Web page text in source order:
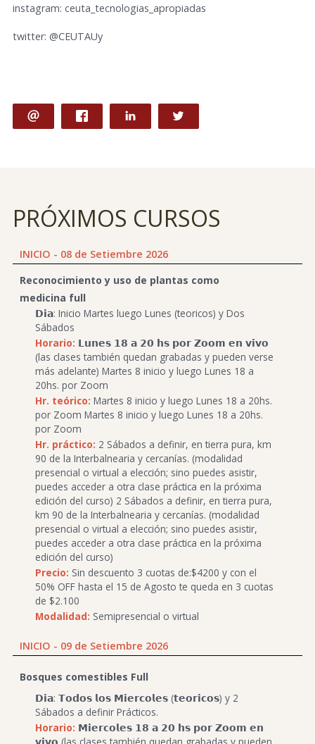
instagram: ceuta_tecnologias_apropiadas
twitter: @CEUTAUy
PRÓXIMOS CURSOS
INICIO - 08 de Setiembre 2026
Reconocimiento y uso de plantas como
medicina full
𝗗𝗶𝗮: Inicio Martes luego Lunes (teoricos) y Dos
Sábados
Horario: 𝗟𝘂𝗻𝗲𝘀 𝟭𝟴 𝗮 𝟮𝟬 𝗵𝘀 𝗽𝗼𝗿 𝗭𝗼𝗼𝗺 𝗲𝗻 𝘃𝗶𝘃𝗼
(las clases también quedan grabadas y pueden verse
más adelante) Martes 8 inicio y luego Lunes 18 a
20hs. por Zoom
Hr. teórico: Martes 8 inicio y luego Lunes 18 a 20hs.
por Zoom Martes 8 inicio y luego Lunes 18 a 20hs.
por Zoom
Hr. práctico: 2 Sábados a definir, en tierra pura, km
90 de la Interbalnearia y cercanías. (modalidad
presencial o virtual a elección; sino puedes asistir,
puedes acceder a otra clase práctica en la próxima
edición del curso) 2 Sábados a definir, en tierra pura,
km 90 de la Interbalnearia y cercanías. (modalidad
presencial o virtual a elección; sino puedes asistir,
puedes acceder a otra clase práctica en la próxima
edición del curso)
Precio: Sin descuento 3 cuotas de:$4200 y con el
50% OFF hasta el 15 de Agosto te queda en 3 cuotas
de $2.100
Modalidad: Semipresencial o virtual
INICIO - 09 de Setiembre 2026
Bosques comestibles Full
𝗗𝗶𝗮: 𝗧𝗼𝗱𝗼𝘀 𝗹𝗼𝘀 𝗠𝗶𝗲𝗿𝗰𝗼𝗹𝗲𝘀 (𝘁𝗲𝗼𝗿𝗶𝗰𝗼𝘀) y 2
Sábados a definir Prácticos.
Horario: 𝗠𝗶𝗲𝗿𝗰𝗼𝗹𝗲𝘀 𝟭𝟴 𝗮 𝟮𝟬 𝗵𝘀 𝗽𝗼𝗿 𝗭𝗼𝗼𝗺 𝗲𝗻